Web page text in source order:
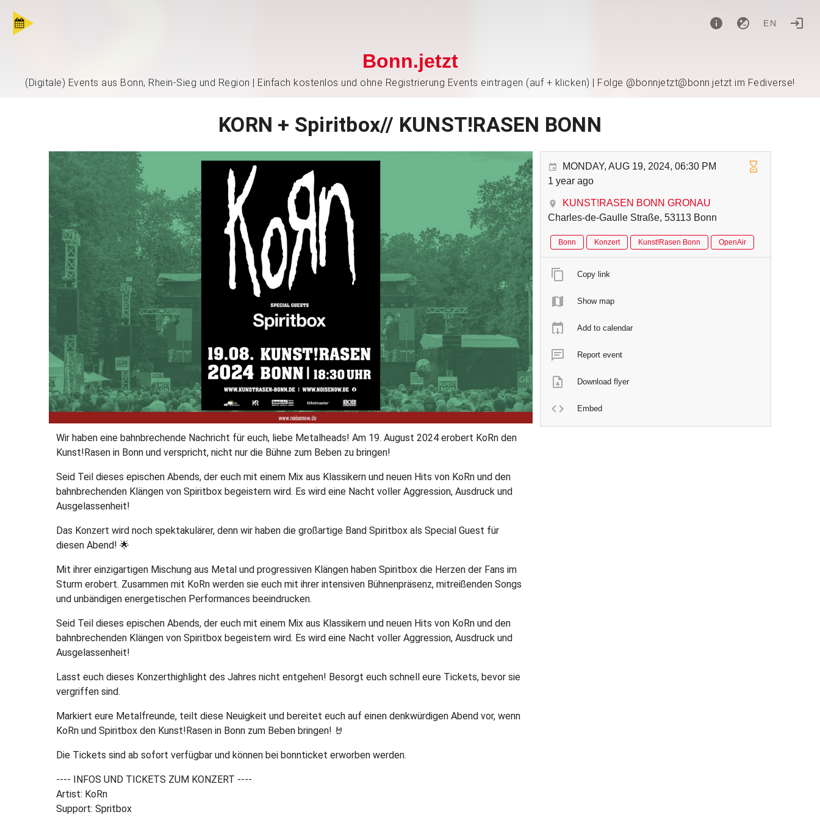
EN
Bonn.jetzt
(Digitale) Events aus Bonn, Rhein-Sieg und Region | Einfach kostenlos und ohne Registrierung Events eintragen (auf + klicken) | Folge @bonnjetzt@bonn.jetzt im Fediverse!
KORN + Spiritbox// KUNST!RASEN BONN
Wir haben eine bahnbrechende Nachricht für euch, liebe Metalheads! Am 19. August 2024 erobert KoRn den
Kunst!Rasen in Bonn und verspricht, nicht nur die Bühne zum Beben zu bringen!
Seid Teil dieses epischen Abends, der euch mit einem Mix aus Klassikern und neuen Hits von KoRn und den
bahnbrechenden Klängen von Spiritbox begeistern wird. Es wird eine Nacht voller Aggression, Ausdruck und
Ausgelassenheit!
Das Konzert wird noch spektakulärer, denn wir haben die großartige Band Spiritbox als Special Guest für
diesen Abend! 🌟
Mit ihrer einzigartigen Mischung aus Metal und progressiven Klängen haben Spiritbox die Herzen der Fans im
Sturm erobert. Zusammen mit KoRn werden sie euch mit ihrer intensiven Bühnenpräsenz, mitreißenden Songs
und unbändigen energetischen Performances beeindrucken.
Seid Teil dieses epischen Abends, der euch mit einem Mix aus Klassikern und neuen Hits von KoRn und den
bahnbrechenden Klängen von Spiritbox begeistern wird. Es wird eine Nacht voller Aggression, Ausdruck und
Ausgelassenheit!
Lasst euch dieses Konzerthighlight des Jahres nicht entgehen! Besorgt euch schnell eure Tickets, bevor sie
vergriffen sind.
Markiert eure Metalfreunde, teilt diese Neuigkeit und bereitet euch auf einen denkwürdigen Abend vor, wenn
KoRn und Spiritbox den Kunst!Rasen in Bonn zum Beben bringen! 🤘
Die Tickets sind ab sofort verfügbar und können bei bonnticket erworben werden.
---- INFOS UND TICKETS ZUM KONZERT ----
Artist: KoRn
Support: Spritbox
MONDAY, AUG 19, 2024, 06:30 PM
1 year ago
KUNST!RASEN BONN GRONAU
Charles-de-Gaulle Straße, 53113 Bonn
Bonn Konzert Kunst!Rasen Bonn OpenAir
Copy link
Show map
Add to calendar
Report event
Download flyer
Embed